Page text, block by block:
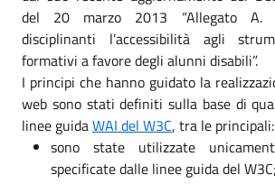
del 20 marzo 2013 “Allegato A.
disciplinanti l’accessibilità agli
formativi a favore degli alunni disabili”.
I principi che hanno guidato la
web sono stati definiti sulla base di
linee guidaWAI del W3C, tra le principali:
sono state utilizzate
specificate dalle linee guida del W3C;